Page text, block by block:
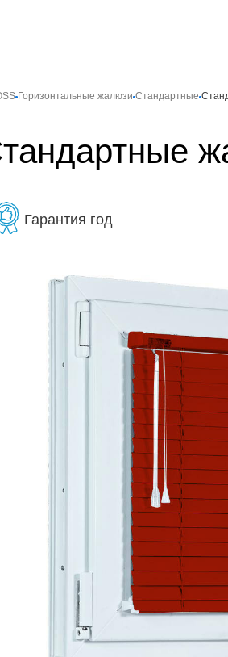
Горизонтальные жалюзи Стандартные
Гарантия год